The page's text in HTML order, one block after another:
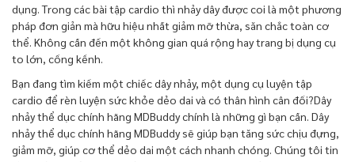
dụng. Trong các bài tập cardio thì nhảy dây được coi là một phương
pháp đơn giản mà hữu hiệu nhất giảm mỡ thừa, săn chắc toàn cơ
thể. Không cần đến một không gian quá rộng hay trang bị dụng cụ
to lớn, cồng kềnh.
Bạn đang tìm kiếm một chiếc dây nhảy, một dụng cụ luyện tập
cardio để rèn luyện sức khỏe dẻo dai và có thân hình cân đối?Dây
nhảy thể dục chính hãng MDBuddy chính là những gì bạn cần. Dây
nhảy thể dục chính hãng MDBuddy sẽ giúp bạn tăng sức chịu đựng,
giảm mỡ, giúp cơ thể dẻo dai một cách nhanh chóng. Chúng tôi tin